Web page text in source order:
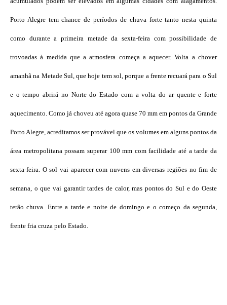
Porto Alegre tem chance de períodos de chuva forte tanto nesta quinta
como durante a primeira metade da sexta-feira com possibilidade de
trovoadas à medida que a atmosfera começa a aquecer. Volta a chover
amanhã na Metade Sul, que hoje tem sol, porque a frente recuará para o Sul
e o tempo abrirá no Norte do Estado com a volta do ar quente e forte
aquecimento. Como já choveu até agora quase 70 mm em pontos da Grande
Porto Alegre, acreditamos ser provável que os volumes em alguns pontos da
área metropolitana possam superar 100 mm com facilidade até a tarde da
sexta-feira. O sol vai aparecer com nuvens em diversas regiões no fim de
semana, o que vai garantir tardes de calor, mas pontos do Sul e do Oeste
terão chuva. Entre a tarde e noite de domingo e o começo da segunda,
frente fria cruza pelo Estado.